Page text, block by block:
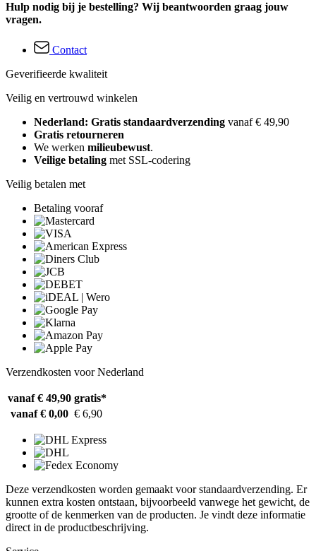
Hulp nodig bij je bestelling? Wij beantwoorden graag jouw
vragen.
Contact
Geverifieerde kwaliteit
Veilig en vertrouwd winkelen
Nederland: Gratis standaardverzending vanaf € 49,90
Gratis retourneren
We werken milieubewust.
Veilige betaling met SSL-codering
Veilig betalen met
Betaling vooraf
Verzendkosten voor Nederland
vanaf € 49,90 gratis*
vanaf € 0,00 € 6,90
Deze verzendkosten worden gemaakt voor standaardverzending. Er
kunnen extra kosten ontstaan, bijvoorbeeld vanwege het gewicht, de
grootte of de kenmerken van de producten. Je vindt deze informatie
direct in de productbeschrijving.